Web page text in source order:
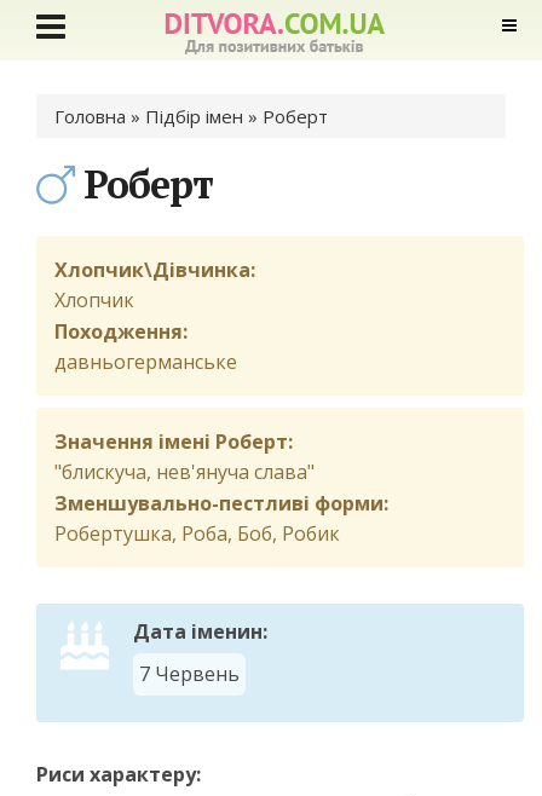
Ви є тут
Головна » Підбір імен » Роберт
Роберт
Хлопчик\Дівчинка:
Хлопчик
Походження:
давньогерманське
Значення імені Роберт:
"блискуча, нев'януча слава"
Зменшувально-пестливі форми:
Робертушка, Роба, Боб, Робик
Дата іменин:
7 Червень
Риси характеру: